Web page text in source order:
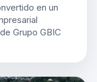
en un
Grupo GBIC